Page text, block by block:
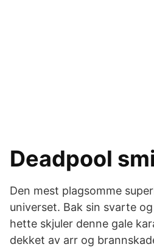
Deadpool
Den mest plagsomme
universet. Bak sin svarte
hette skjuler denne gale
dekket av arr og